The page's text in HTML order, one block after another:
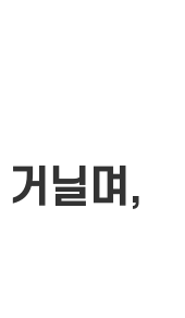
닐며,